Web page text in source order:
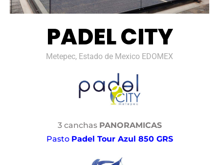
PADEL CITY
Metepec, Estado de Mexico EDOMEX
3 canchas PANORAMICAS
Pasto Padel Tour Azul 850 GRS